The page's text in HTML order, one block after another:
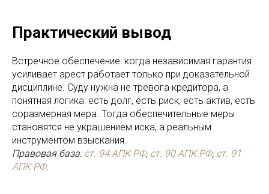
Практический вывод
Встречное обеспечение: когда независимая гарантия
усиливает арест работает только при доказательной
дисциплине. Суду нужна не тревога кредитора, а
понятная логика: есть долг, есть риск, есть актив, есть
соразмерная мера. Тогда обеспечительные меры
становятся не украшением иска, а реальным
инструментом взыскания.
Правовая база:ст. 94 АПК РФ; ст. 90 АПК РФ; ст. 91
АПК РФ.